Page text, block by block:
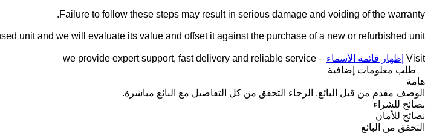
Failure to follow these steps may result in serious damage and voiding of the warranty.
unit and we will evaluate its value and offset it against the purchase of a new or refurbished unit.
Visit إظهار قائمة الأسماء – we provide expert support, fast delivery and reliable service
طلب معلومات إضافية
هامة
الوصف مقدم من قبل البائع. الرجاء التحقق من كل التفاصيل مع البائع مباشرة.
نصائح للشراء
نصائح للأمان
التحقق من البائع